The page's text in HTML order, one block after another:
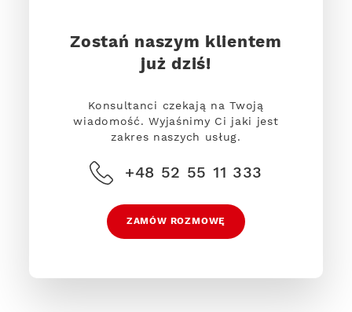
Zostań naszym klientem
już dziś!
Konsultanci czekają na Twoją
wiadomość. Wyjaśnimy Ci jaki jest
zakres naszych usług.
+48 52 55 11 333
ZAMÓW ROZMOWĘ